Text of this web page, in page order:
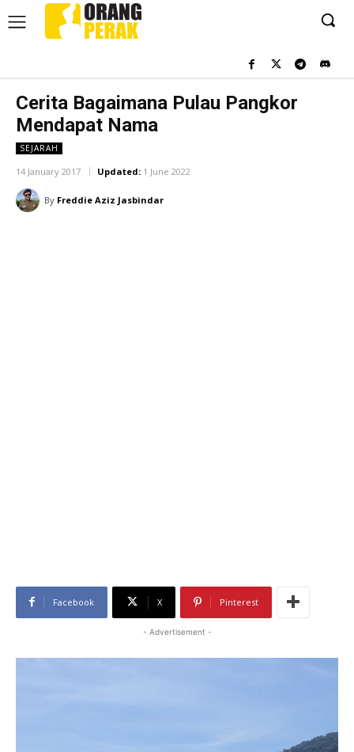
Cerita Bagaimana Pulau Pangkor
Mendapat Nama
SEJARAH
14 January 2017 Updated: 1 June 2022
By Freddie Aziz Jasbindar
Facebook X Pinterest
- Advertisement -